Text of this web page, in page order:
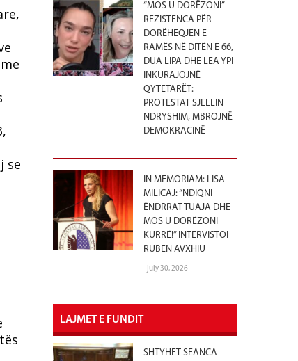
se
“MOS U DORËZONI”-
REZISTENCA PËR
DORËHEQJEN E
RAMËS NË DITËN E 66,
DUA LIPA DHE LEA YPI
INKURAJOJNË
QYTETARËT:
PROTESTAT SJELLIN
NDRYSHIM, MBROJNË
DEMOKRACINË
IN MEMORIAM: LISA
MILICAJ: “NDIQNI
ËNDRRAT TUAJA DHE
MOS U DORËZONI
KURRË!” INTERVISTOI
RUBEN AVXHIU
july 30, 2026
LAJMET E FUNDIT
SHTYHET SEANCA